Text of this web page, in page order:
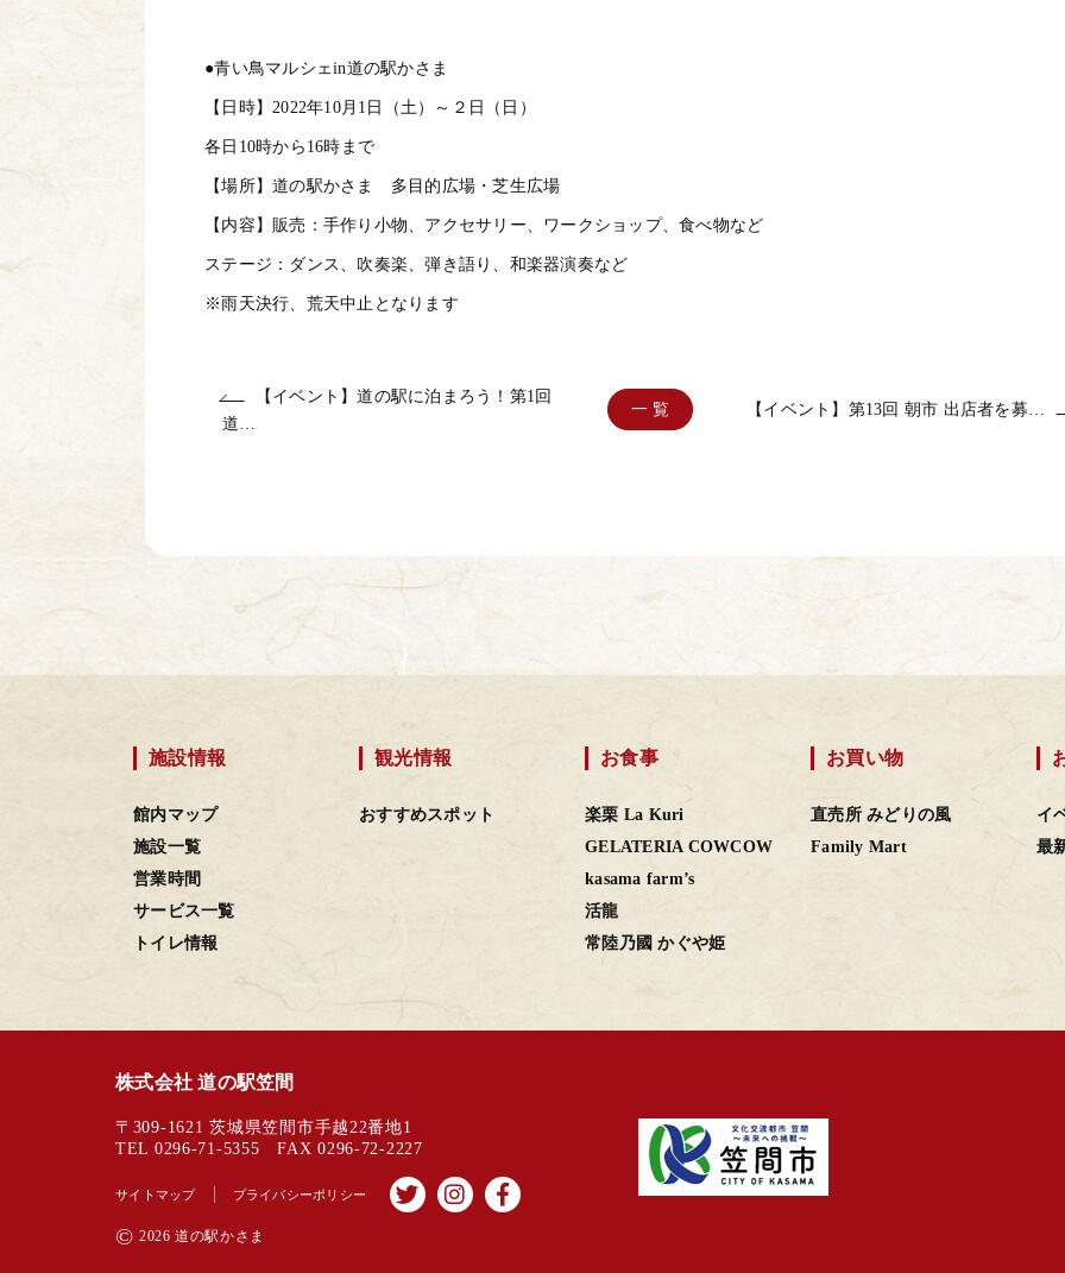
●青い鳥マルシェin道の駅かさま
【日時】2022年10月1日（土）～２日（日）
各日10時から16時まで
【場所】道の駅かさま 多目的広場・芝生広場
【内容】販売：手作り小物、アクセサリー、ワークショップ、食べ物など
ステージ：ダンス、吹奏楽、弾き語り、和楽器演奏など
※雨天決行、荒天中止となります
【イベント】道の駅に泊まろう！第1回
道…
一 覧 【イベント】第13回 朝市 出店者を募…
施設情報
館内マップ
施設一覧
営業時間
サービス一覧
トイレ情報
観光情報
おすすめスポット
お食事
楽栗 La Kuri
GELATERIA COWCOW
kasama farm’s
活龍
常陸乃國 かぐや姫
お買い物
直売所 みどりの風
Family Mart
イ
最
株式会社 道の駅笠間
〒309-1621 茨城県笠間市手越22番地1
TEL 0296-71-5355 FAX 0296-72-2227
サイトマップ プライバシーポリシー
© 2026 道の駅かさま